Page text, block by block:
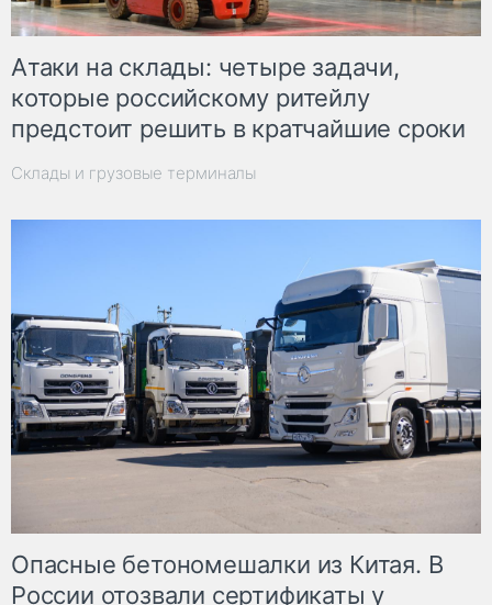
Атаки на склады: четыре задачи,
которые российскому ритейлу
предстоит решить в кратчайшие сроки
Склады и грузовые терминалы
Опасные бетономешалки из Китая. В
России отозвали сертификаты у